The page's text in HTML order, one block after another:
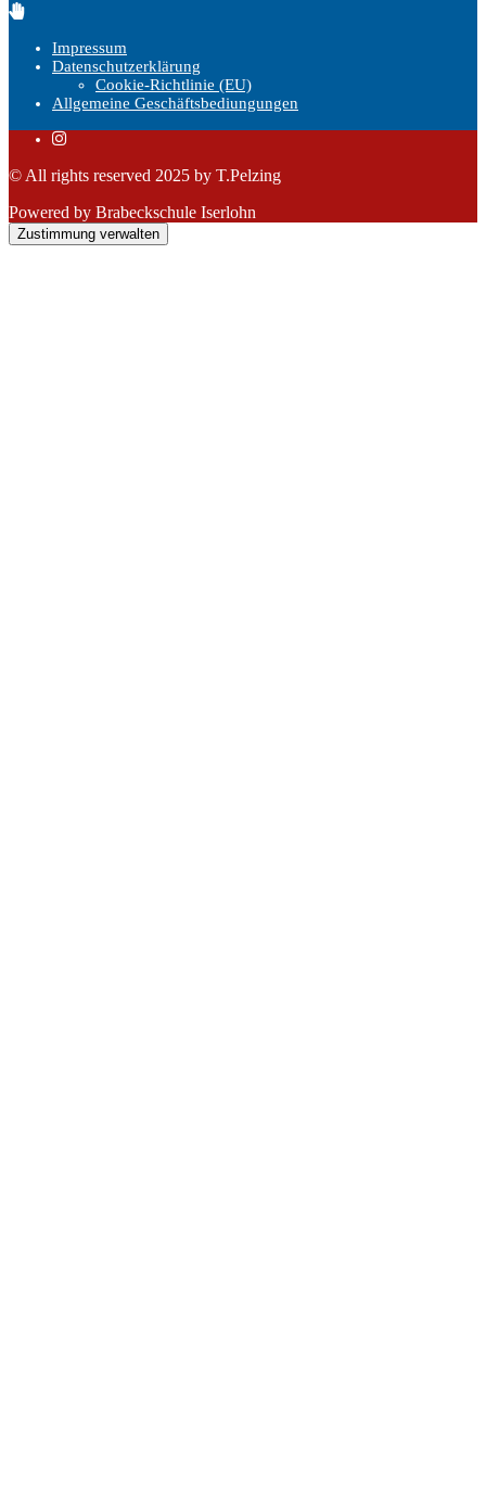
Impressum
Datenschutzerklärung
Cookie-Richtlinie (EU)
Allgemeine Geschäftsbediungungen
© All rights reserved 2025 by T.Pelzing
Powered by Brabeckschule Iserlohn
Zustimmung verwalten